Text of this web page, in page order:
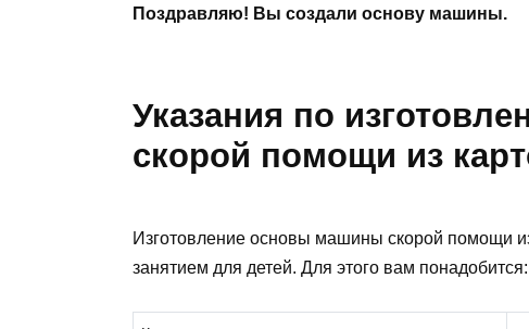
Поздравляю! Вы создали основу машины.
Указания по
скорой помощи из
Изготовление основы машины скорой помощи
занятием для детей. Для этого вам понадобится: